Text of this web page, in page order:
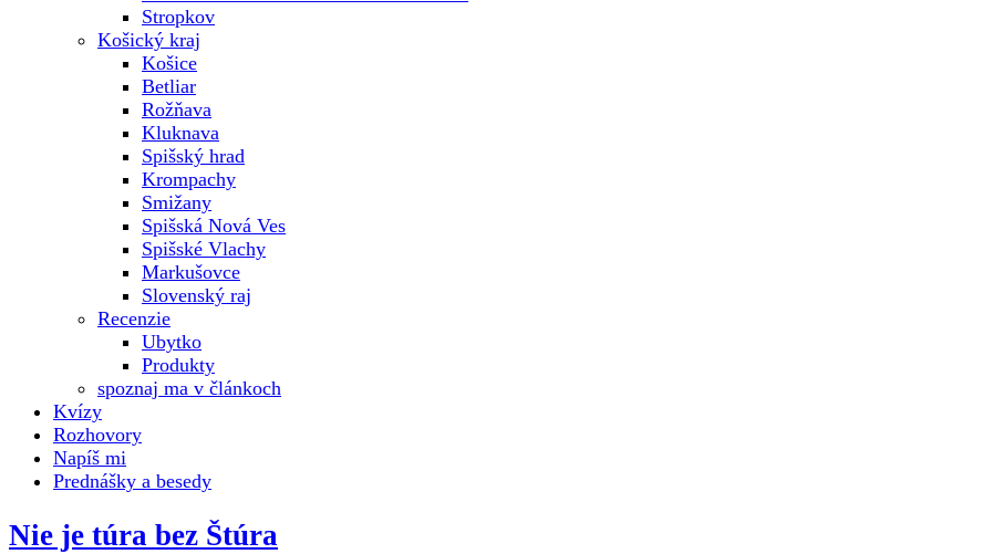
Stropkov
Košický kraj
Košice
Betliar
Rožňava
Kluknava
Spišský hrad
Krompachy
Smižany
Spišská Nová Ves
Spišské Vlachy
Markušovce
Slovenský raj
Recenzie
Ubytko
Produkty
spoznaj ma v článkoch
Kvízy
Rozhovory
Napíš mi
Prednášky a besedy
Nie je túra bez Štúra